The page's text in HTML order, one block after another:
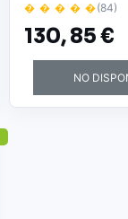
� � � � �(84)
130,85 €
NO